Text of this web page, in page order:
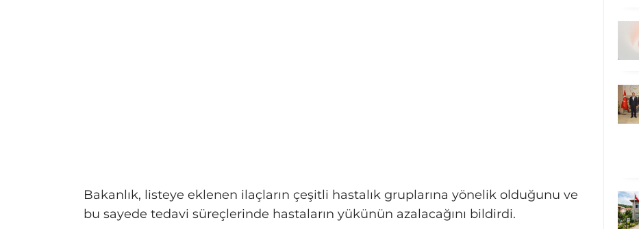
Bakanlık, listeye eklenen ilaçların çeşitli hastalık gruplarına yönelik olduğunu ve
bu sayede tedavi süreçlerinde hastaların yükünün azalacağını bildirdi.